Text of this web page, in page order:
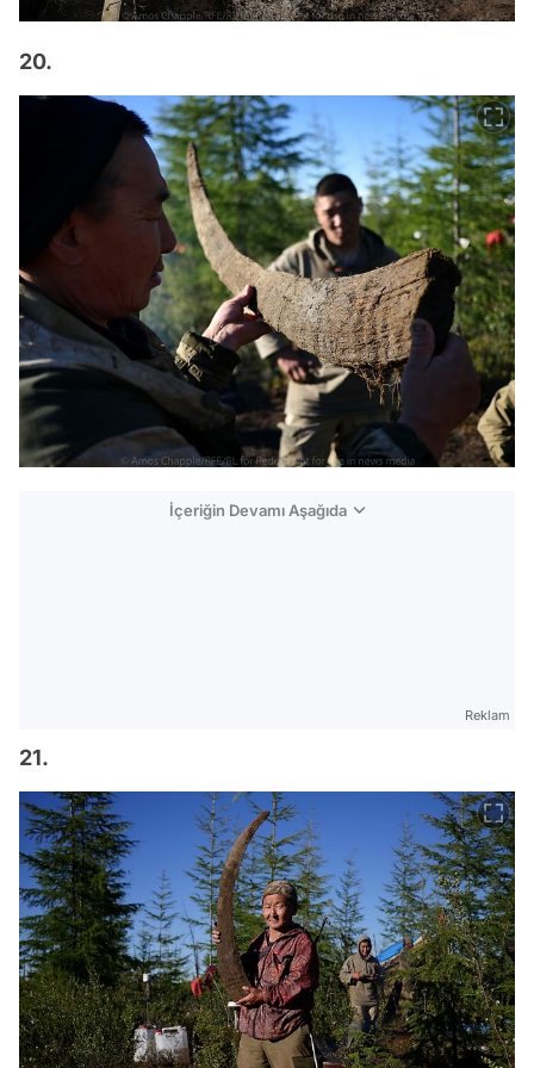
20.
İçeriğin Devamı Aşağıda
Reklam
21.